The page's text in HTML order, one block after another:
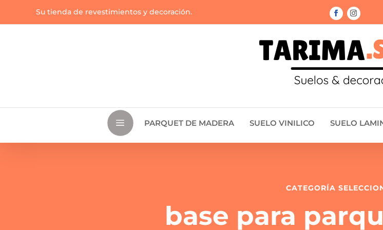
Su tienda de revestimientos y decoración.
a PARQUET DE MADERA SUELO VINILICO SUELO
CATEGORÍA
base para